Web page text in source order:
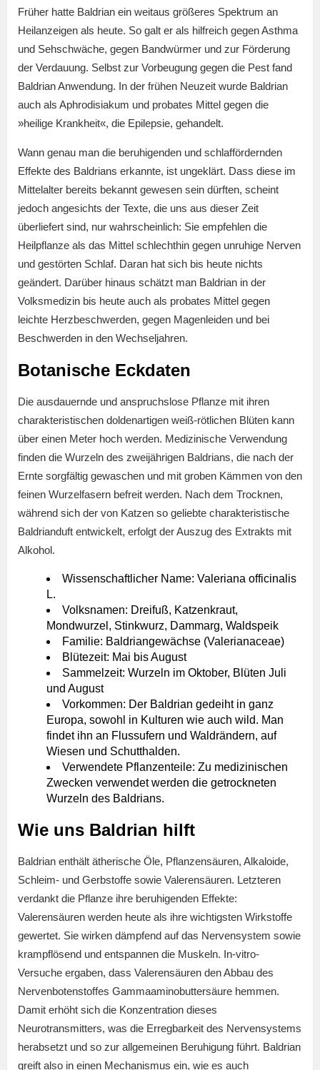
Früher hatte Baldrian ein weitaus größeres Spektrum an
Heilanzeigen als heute. So galt er als hilfreich gegen Asthma
und Sehschwäche, gegen Bandwürmer und zur Förderung
der Verdauung. Selbst zur Vorbeugung gegen die Pest fand
Baldrian Anwendung. In der frühen Neuzeit wurde Baldrian
auch als Aphrodisiakum und probates Mittel gegen die
»heilige Krankheit«, die Epilepsie, gehandelt.
Wann genau man die beruhigenden und schlaffördernden
Effekte des Baldrians erkannte, ist ungeklärt. Dass diese im
Mittelalter bereits bekannt gewesen sein dürften, scheint
jedoch angesichts der Texte, die uns aus dieser Zeit
überliefert sind, nur wahrscheinlich: Sie empfehlen die
Heilpflanze als das Mittel schlechthin gegen unruhige Nerven
und gestörten Schlaf. Daran hat sich bis heute nichts
geändert. Darüber hinaus schätzt man Baldrian in der
Volksmedizin bis heute auch als probates Mittel gegen
leichte Herzbeschwerden, gegen Magenleiden und bei
Beschwerden in den Wechseljahren.
Botanische Eckdaten
Die ausdauernde und anspruchslose Pflanze mit ihren
charakteristischen doldenartigen weiß-rötlichen Blüten kann
über einen Meter hoch werden. Medizinische Verwendung
finden die Wurzeln des zweijährigen Baldrians, die nach der
Ernte sorgfältig gewaschen und mit groben Kämmen von den
feinen Wurzelfasern befreit werden. Nach dem Trocknen,
während sich der von Katzen so geliebte charakteristische
Baldrianduft entwickelt, erfolgt der Auszug des Extrakts mit
Alkohol.
Wissenschaftlicher Name: Valeriana officinalis
L.
Volksnamen: Dreifuß, Katzenkraut,
Mondwurzel, Stinkwurz, Dammarg, Waldspeik
Familie: Baldriangewächse (Valerianaceae)
Blütezeit: Mai bis August
Sammelzeit: Wurzeln im Oktober, Blüten Juli
und August
Vorkommen: Der Baldrian gedeiht in ganz
Europa, sowohl in Kulturen wie auch wild. Man
findet ihn an Flussufern und Waldrändern, auf
Wiesen und Schutthalden.
Verwendete Pflanzenteile: Zu medizinischen
Zwecken verwendet werden die getrockneten
Wurzeln des Baldrians.
Wie uns Baldrian hilft
Baldrian enthält ätherische Öle, Pflanzensäuren, Alkaloide,
Schleim- und Gerbstoffe sowie Valerensäuren. Letzteren
verdankt die Pflanze ihre beruhigenden Effekte:
Valerensäuren werden heute als ihre wichtigsten Wirkstoffe
gewertet. Sie wirken dämpfend auf das Nervensystem sowie
krampflösend und entspannen die Muskeln. In-vitro-
Versuche ergaben, dass Valerensäuren den Abbau des
Nervenbotenstoffes Gammaaminobuttersäure hemmen.
Damit erhöht sich die Konzentration dieses
Neurotransmitters, was die Erregbarkeit des Nervensystems
herabsetzt und so zur allgemeinen Beruhigung führt. Baldrian
greift also in einen Mechanismus ein, wie es auch